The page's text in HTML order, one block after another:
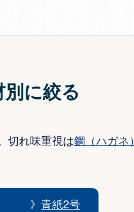
に絞る
切れ味重視は鋼（ハガネ）
》 青紙2号